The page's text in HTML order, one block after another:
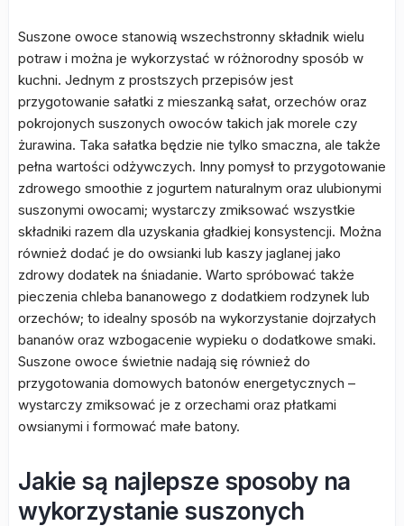
Suszone owoce stanowią wszechstronny składnik wielu
potraw i można je wykorzystać w różnorodny sposób w
kuchni. Jednym z prostszych przepisów jest
przygotowanie sałatki z mieszanką sałat, orzechów oraz
pokrojonych suszonych owoców takich jak morele czy
żurawina. Taka sałatka będzie nie tylko smaczna, ale także
pełna wartości odżywczych. Inny pomysł to przygotowanie
zdrowego smoothie z jogurtem naturalnym oraz ulubionymi
suszonymi owocami; wystarczy zmiksować wszystkie
składniki razem dla uzyskania gładkiej konsystencji. Można
również dodać je do owsianki lub kaszy jaglanej jako
zdrowy dodatek na śniadanie. Warto spróbować także
pieczenia chleba bananowego z dodatkiem rodzynek lub
orzechów; to idealny sposób na wykorzystanie dojrzałych
bananów oraz wzbogacenie wypieku o dodatkowe smaki.
Suszone owoce świetnie nadają się również do
przygotowania domowych batonów energetycznych –
wystarczy zmiksować je z orzechami oraz płatkami
owsianymi i formować małe batony.
Jakie są najlepsze sposoby na
wykorzystanie suszonych